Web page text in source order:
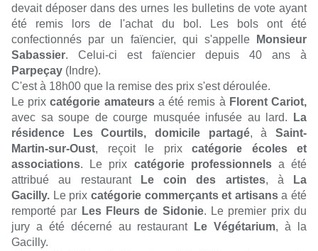
devait déposer dans des urnes les bulletins de vote ayant
été remis lors de l'achat du bol. Les bols ont été
confectionnés par un faïencier, qui s'appelle
Monsieur
Sabassier. Celui-ci est faïencier depuis 40 ans à
Parpeçay (Indre).
C'est à 18h00 que la remise des prix s'est déroulée.
Le prix catégorie amateurs a été remis à Florent Cariot,
avec sa soupe de courge musquée infusée au lard.
La
résidence Les Courtils, domicile partagé, àSaint-
Martin-sur-Oust, reçoit le prix
catégorie écoles et
associations. Le prix catégorie professionnelsa été
attribué au restaurant
Le coin des artistes, à
La
Gacilly. Le prix catégorie commerçants et artisansa été
remporté par Les Fleurs de Sidonie. Le premier prix du
jury a été décerné au restaurantLe Végétarium, à la
Gacilly.